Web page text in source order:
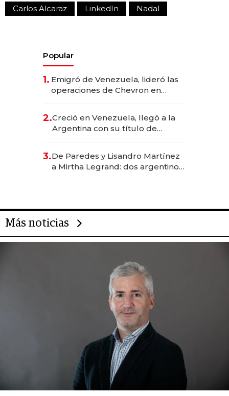
Carlos Alcaraz LinkedIn Nadal
Popular
1. Emigró de Venezuela, lideró las
operaciones de Chevron en
2.Creció en Venezuela, llegó a la
Argentina con su título de
las marcas "fast premium"
3.De Paredes y Lisandro Martínez
a Mirtha Legrand: dos argentinos
Más noticias